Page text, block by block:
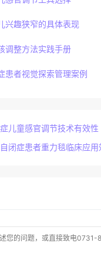
兴趣狭窄的具体表现
调整方法实践手册
患者视觉探索管理案例
儿童感官调节技术有效性
闭症患者重力毯临床应用